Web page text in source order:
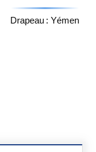
Drapeau : Yémen